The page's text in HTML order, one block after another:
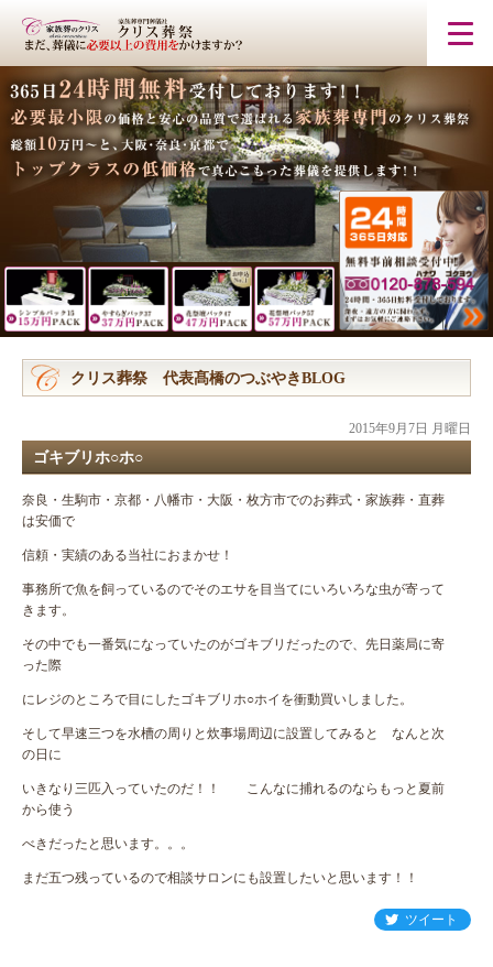
クリス葬祭 代表髙橋のつぶやきBLOG
2015年9月7日 月曜日
ゴキブリホ○ホ○
奈良・生駒市・京都・八幡市・大阪・枚方市でのお葬式・家族葬・直葬
は安価で
信頼・実績のある当社におまかせ！
事務所で魚を飼っているのでそのエサを目当てにいろいろな虫が寄って
きます。
その中でも一番気になっていたのがゴキブリだったので、先日薬局に寄
った際
にレジのところで目にしたゴキブリホ○ホイを衝動買いしました。
そして早速三つを水槽の周りと炊事場周辺に設置してみると なんと次
の日に
いきなり三匹入っていたのだ！！ こんなに捕れるのならもっと夏前
から使う
べきだったと思います。。。
まだ五つ残っているので相談サロンにも設置したいと思います！！
ツイート